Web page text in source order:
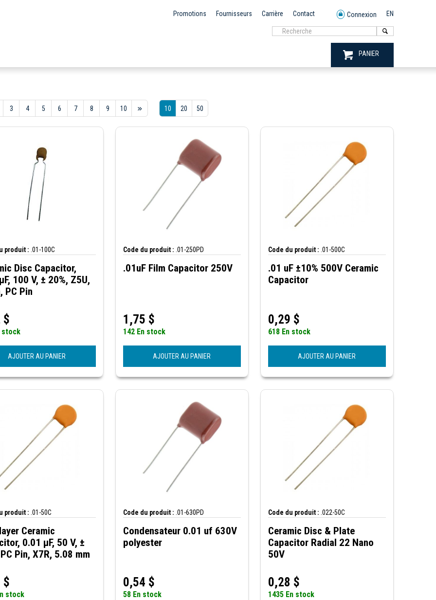
Promotions Fournisseurs Carrière Contact Connexion EN
PANIER
3 4 5 6 7 8 9 10 10 20 50
produit : .01-100C
Disc Capacitor,
100 V, ± 20%, Z5U,
PC Pin
$
stock
AJOUTER AU PANIER
Code du produit : .01-250PD
.01uF Film Capacitor 250V
1,75 $
142 En stock
AJOUTER AU PANIER
Code du produit : .01-500C
.01 uF ±10% 500V Ceramic
Capacitor
0,29 $
618 En stock
AJOUTER AU PANIER
produit : .01-50C
Ceramic
0.01 µF, 50 V, ±
Pin, X7R, 5.08 mm
$
stock
Code du produit : .01-630PD
Condensateur 0.01 uf 630V
polyester
0,54 $
58 En stock
Code du produit : .022-50C
Ceramic Disc & Plate
Capacitor Radial 22 Nano
50V
0,28 $
1435 En stock